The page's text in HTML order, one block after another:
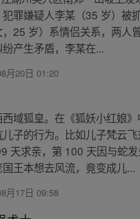
罪嫌疑人李某（35 岁）被
25 岁）系情侣关系，两人
产生矛盾，李某在...
月20日 01:20
域狐皇。在《狐妖小红娘
子的行为。比如儿子梵云
天求亲，第 100 天因与蛇
王本想去风流，竟变成儿...
月17日 09:58